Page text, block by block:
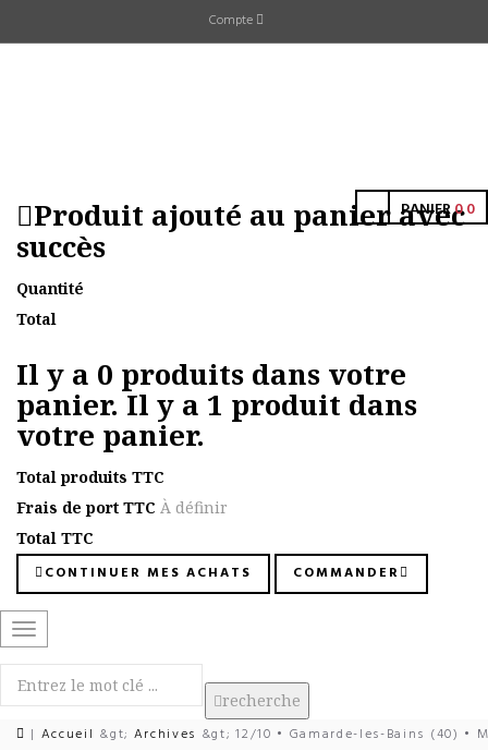
Compte
PANIER00
Produit ajouté au panier avec
succès
Quantité
Total
Il y a 0 produits dans votre
panier.Il y a 1 produit dans
votre panier.
Total produits TTC
Frais de port TTC À définir
Total TTC
CONTINUER MES ACHATS COMMANDER
Basculer
la
navigation
recherche
| Accueil &gt; Archives &gt; 12/10 • Gamarde-les-Bains (40) •